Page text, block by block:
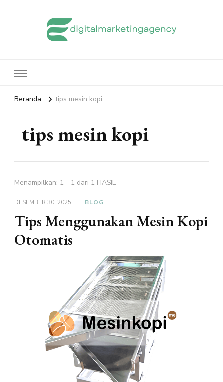
Beranda tips mesin kopi
tips mesin kopi
Menampilkan: 1 - 1 dari 1 HASIL
DESEMBER 30, 2025 BLOG
Tips Menggunakan Mesin Kopi
Otomatis